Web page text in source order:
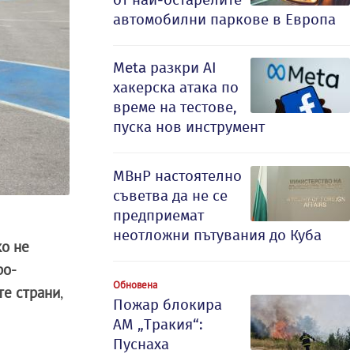
не
страни,
автомобилни паркове в Европа
Meta разкри AI
хакерска атака по
време на тестове,
пуска нов инструмент
МВнР настоятелно
съветва да не се
предприемат
неотложни пътувания до Куба
Обновена
Пожар блокира
АМ „Тракия“:
Пуснаха